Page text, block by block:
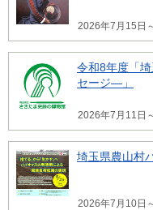
2026年7月15日
令和8年度「
セージ―」
2026年7月11日
埼玉県農山村
2026年7月10日